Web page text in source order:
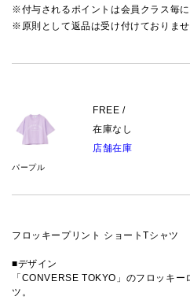
※付与されるポイントは会員クラス毎
※原則として返品は受け付けておりませ
パープル
FREE /
在庫なし
店舗在庫
フロッキープリント ショートTシャツ
■デザイン
「CONVERSE TOKYO」のフロッキ
ツ。